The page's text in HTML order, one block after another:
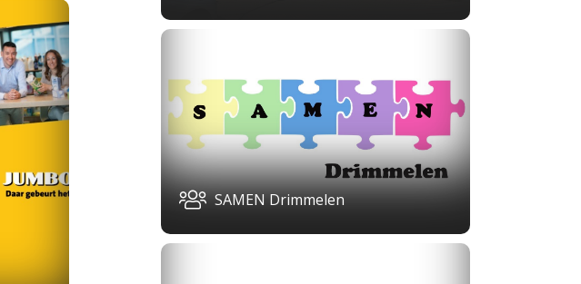
SAMEN Drimmelen